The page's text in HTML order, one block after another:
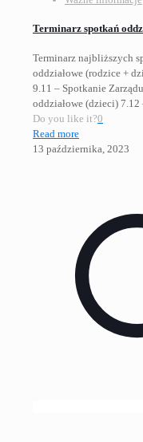
Terminarz spotkań
Terminarz najbliższych
oddziałowe (rodzice +
9.11 – Spotkanie
oddziałowe (dzieci)
Do you like it?0
Read more
13 października, 2023